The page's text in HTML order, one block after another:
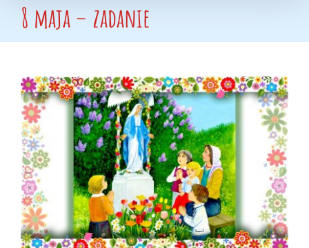
8 maja – zadanie
Pokaż
większy
obrazek